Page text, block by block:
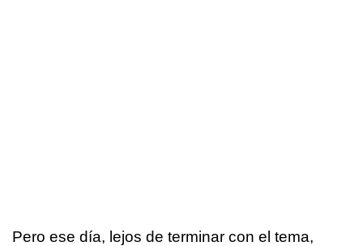
Pero ese día, lejos de terminar con el tema,